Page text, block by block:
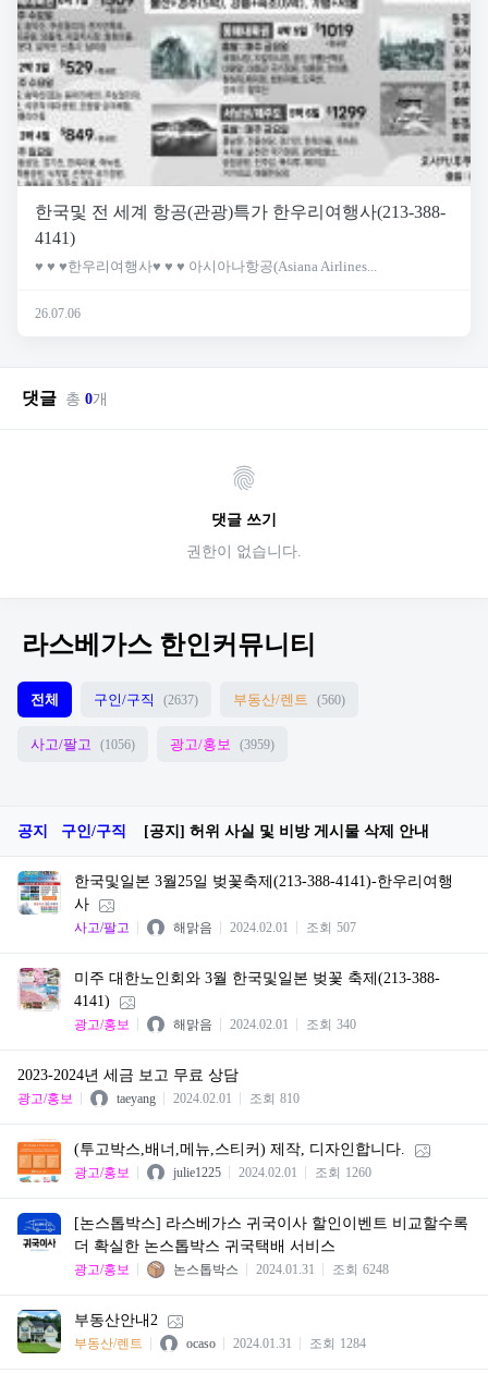
한국및 전 세계 항공(관광)특가 한우리여행사(213-388-
4141)
♥ ♥ ♥한우리여행사♥ ♥ ♥ 아시아나항공(Asiana Airlines...
26.07.06
댓글 총 0개
댓글 쓰기
권한이 없습니다.
라스베가스 한인커뮤니티
전체 구인/구직 (2637) 부동산/렌트 (560)
사고/팔고 (1056) 광고/홍보 (3959)
공지 구인/구직 [공지] 허위 사실 및 비방 게시물 삭제 안내
한국및일본 3월25일 벚꽃축제(213-388-4141)-한우리여행
사
사고/팔고 해맑음 2024.02.01 조회 507
미주 대한노인회와 3월 한국및일본 벚꽃 축제(213-388-
4141)
광고/홍보 해맑음 2024.02.01 조회 340
2023-2024년 세금 보고 무료 상담
광고/홍보 taeyang 2024.02.01 조회 810
(투고박스,배너,메뉴,스티커) 제작, 디자인합니다.
광고/홍보 julie1225 2024.02.01 조회 1260
[논스톱박스] 라스베가스 귀국이사 할인이벤트 비교할수록
더 확실한 논스톱박스 귀국택배 서비스
광고/홍보 논스톱박스 2024.01.31 조회 6248
부동산안내2
부동산/렌트 ocaso 2024.01.31 조회 1284